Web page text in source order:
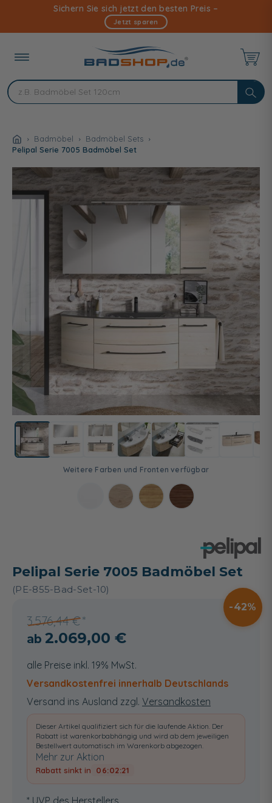
Inhalt
Sichern Sie sich jetzt den besten Preis –
Jetzt sparen
Badmöbel
Badmöbel Sets
Pelipal Serie 7005 Badmöbel Set
Pelipal Serie 7005 Badmöbel Set
(PE-855-Bad-Set-10)
3.576,44 €
42
2.069,00 €
alle Preise inkl. 19% MwSt.
Versandkostenfrei innerhalb Deutschlands
Versand ins Ausland zzgl. Versandkosten
Dieser Artikel qualifiziert sich für die laufende Aktion. Der
Rabatt ist warenkorbabhängig und wird ab dem jeweiligen
Bestellwert automatisch im Warenkorb abgezogen.
Mehr zur Aktion
Rabatt sinkt in 06:02:20
* UVP des Herstellers